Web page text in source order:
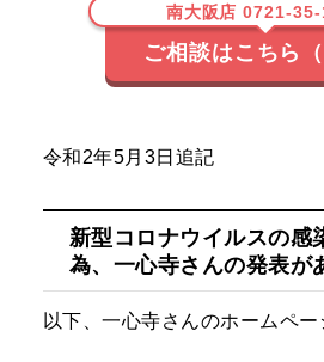
南大阪店 0721-
ご相談はこちら（
令和2年5月3日追記
新型コロナウイルスの感
為、一心寺さんの発表が
以下、一心寺さんのホームペー